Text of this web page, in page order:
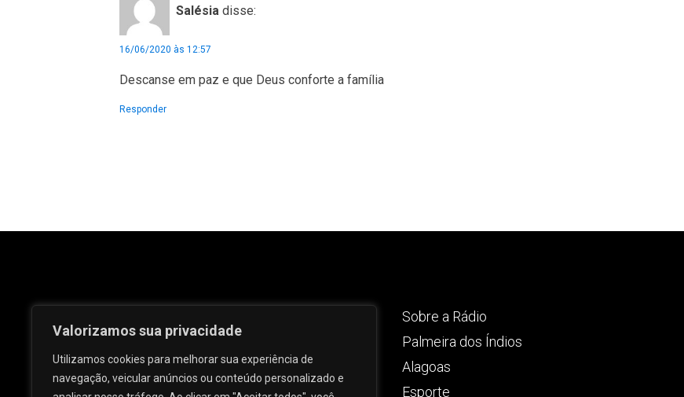
Valorizamos sua privacidade
Utilizamos cookies para melhorar sua experiência de
navegação, veicular anúncios ou conteúdo personalizado e
Salésia disse:
16/06/2020 às 12:57
Descanse em paz e que Deus conforte a família
Responder
Sobre a Rádio
Palmeira dos Índios
Alagoas
Esporte